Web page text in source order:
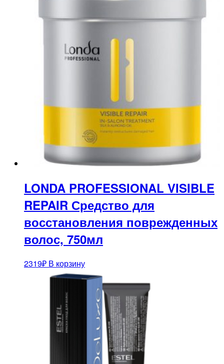
LONDA PROFESSIONAL VISIBLE
REPAIR Средство для
восстановления поврежденных
волос, 750мл
2319₽ В корзину